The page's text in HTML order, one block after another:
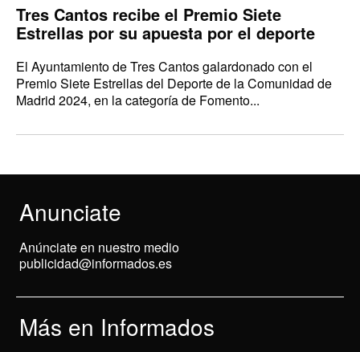
Tres Cantos recibe el Premio Siete
Estrellas por su apuesta por el deporte
El Ayuntamiento de Tres Cantos galardonado con el
Premio Siete Estrellas del Deporte de la Comunidad de
Madrid 2024, en la categoría de Fomento...
Anunciate
Anúnciate en nuestro medio
publicidad@informados.es
Más en Informados